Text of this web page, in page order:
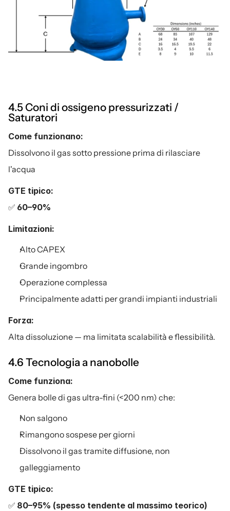
4.5 Coni di ossigeno pressurizzati /
Saturatori
Come funzionano:
Dissolvono il gas sotto pressione prima di rilasciare
l'acqua
GTE tipico:
✅ 60–90%
Limitazioni:
Alto CAPEX
Grande ingombro
Operazione complessa
Principalmente adatti per grandi impianti industriali
Forza:
Alta dissoluzione — ma limitata scalabilità e flessibilità.
4.6 Tecnologia a nanobolle
Come funziona:
Genera bolle di gas ultra-fini (<200 nm) che:
Non salgono
Rimangono sospese per giorni
Dissolvono il gas tramite diffusione, non
galleggiamento
GTE tipico:
✅ 80–95% (spesso tendente al massimo teorico)